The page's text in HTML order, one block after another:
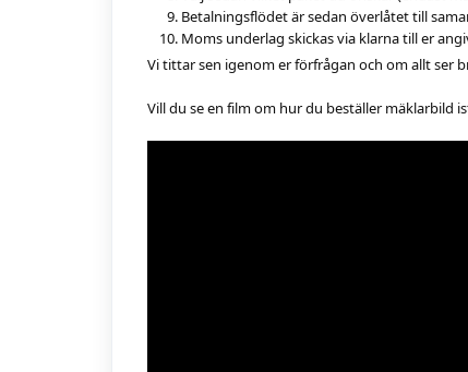
Betalningsflödet är sedan överlåtet till
Moms underlag skickas via klarna till er
Vi tittar sen igenom er förfrågan och om allt ser
Vill du se en film om hur du beställer mäklarbild